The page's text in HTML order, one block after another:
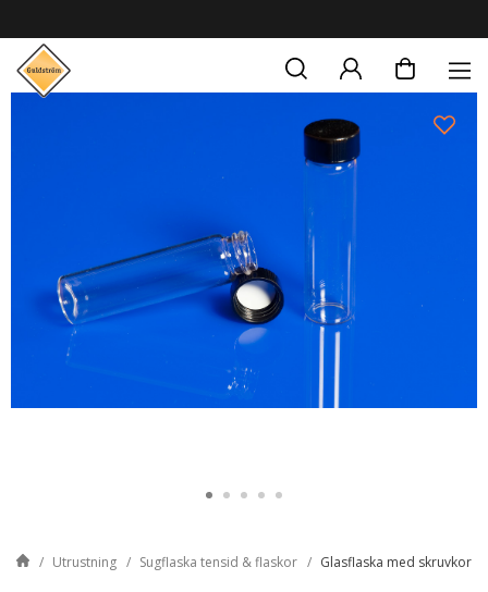
Utrustning Sugflaska tensid & flaskor Glasflaska med skruvkork